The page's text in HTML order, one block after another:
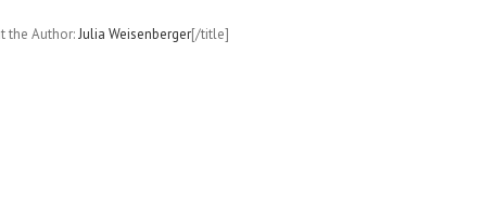
the Author:Julia Weisenberger[/title]